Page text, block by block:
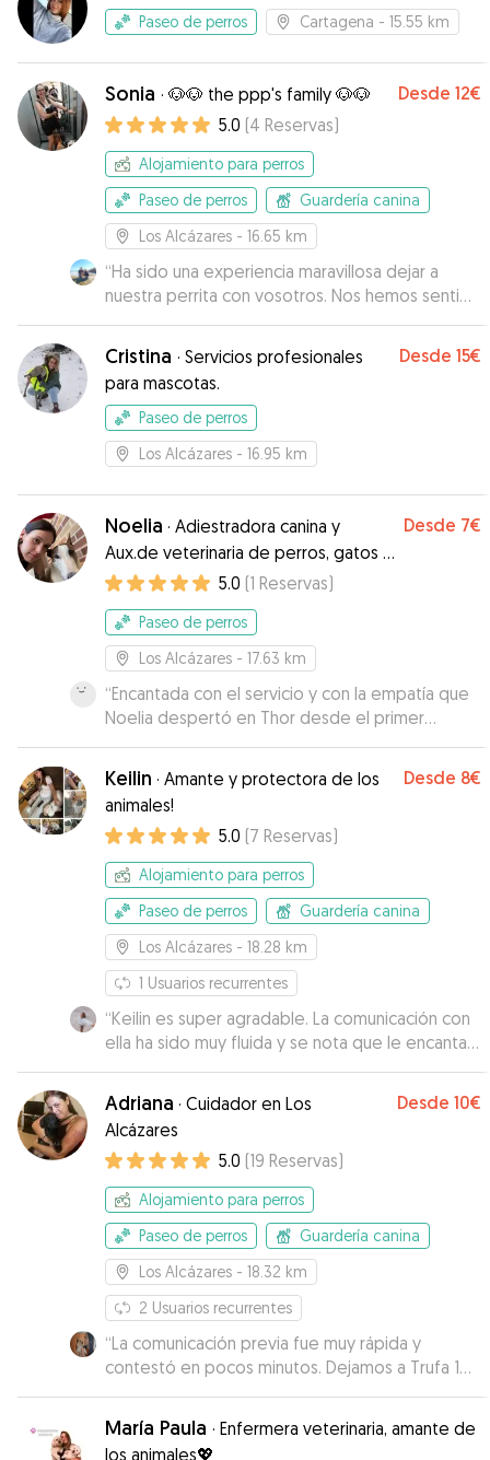
Paseo de perros Cartagena - 15.55 km
Sonia · 🐶🐶 the ppp's family 🐶🐶 Desde 12€
5.0 (4 Reservas)
Alojamiento para perros
Paseo de perros
Guardería canina
Los Alcázares - 16.65 km
“Ha sido una experiencia maravillosa dejar a
nuestra perrita con vosotros. Nos hemos sentido
muy tranquilos en todo momento sabiendo lo
bien atendida y acompañada que estaba Noa
con Sonia e Iván así como con sus pequeños
Xenna y Jairo🥰 Nos han mandado un montón de
fotos y vídeos que nos han hecho ver con el
cariño que tratan a los perros. Sin duda
volveremos a contar con ellos, Noa está
Cristina · Servicios profesionales
para mascotas.
Desde 15€
Paseo de perros
Los Alcázares - 16.95 km
Noelia · Adiestradora canina y
Aux.de veterinaria de perros, gatos y
exóticos
Desde 7€
5.0 (1 Reservas)
Paseo de perros
Los Alcázares - 17.63 km
“Encantada con el servicio y con la empatía que
Noelia despertó en Thor desde el primer
momento.”
Keilin · Amante y protectora de los
animales!
Desde 8€
5.0 (7 Reservas)
Alojamiento para perros
Paseo de perros
Guardería canina
Los Alcázares - 18.28 km
1 Usuarios recurrentes
“Keilin es super agradable. La comunicación con
ella ha sido muy fluida y se nota que le encanta
lo que hace. Fichaje seguro para cuando
vayamos a Murcia 💖
Adriana · Cuidador en Los
Alcázares
Desde 10€
5.0 (19 Reservas)
Alojamiento para perros
Paseo de perros
Guardería canina
Los Alcázares - 18.32 km
2 Usuarios recurrentes
“La comunicación previa fue muy rápida y
contestó en pocos minutos. Dejamos a Trufa 1
dia y la verdad que no pudo estar mejor cuidada
con Adriana y su familia. Le dio un paseito y
también chuches. Repetiría.”
María Paula · Enfermera veterinaria, amante de
los animales💖